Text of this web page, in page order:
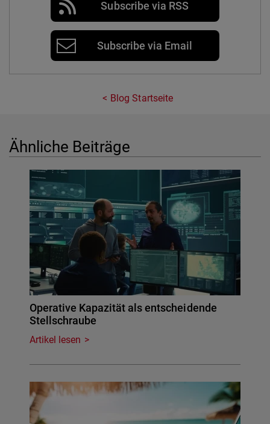
Subscribe via RSS
Subscribe via Email
Blog Startseite
Ähnliche Beiträge
Operative Kapazität als entscheidende
Stellschraube
Artikel lesen